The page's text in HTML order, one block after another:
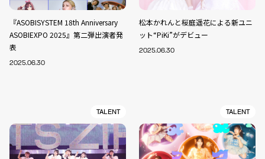
『ASOBISYSTEM 18th Anniversary
ASOBIEXPO 2025』第二弾出演者発
表
2025.06.30
松本かれんと桜庭遥花による新ユニ
ット“PiKi”がデビュー
2025.06.30
TALENT TALENT